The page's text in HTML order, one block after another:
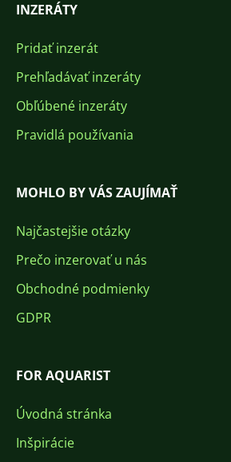
INZERÁTY
Pridať inzerát
Prehľadávať inzeráty
Obľúbené inzeráty
Pravidlá používania
MOHLO BY VÁS ZAUJÍMAŤ
Najčastejšie otázky
Prečo inzerovať u nás
Obchodné podmienky
GDPR
FOR AQUARIST
Úvodná stránka
Inšpirácie